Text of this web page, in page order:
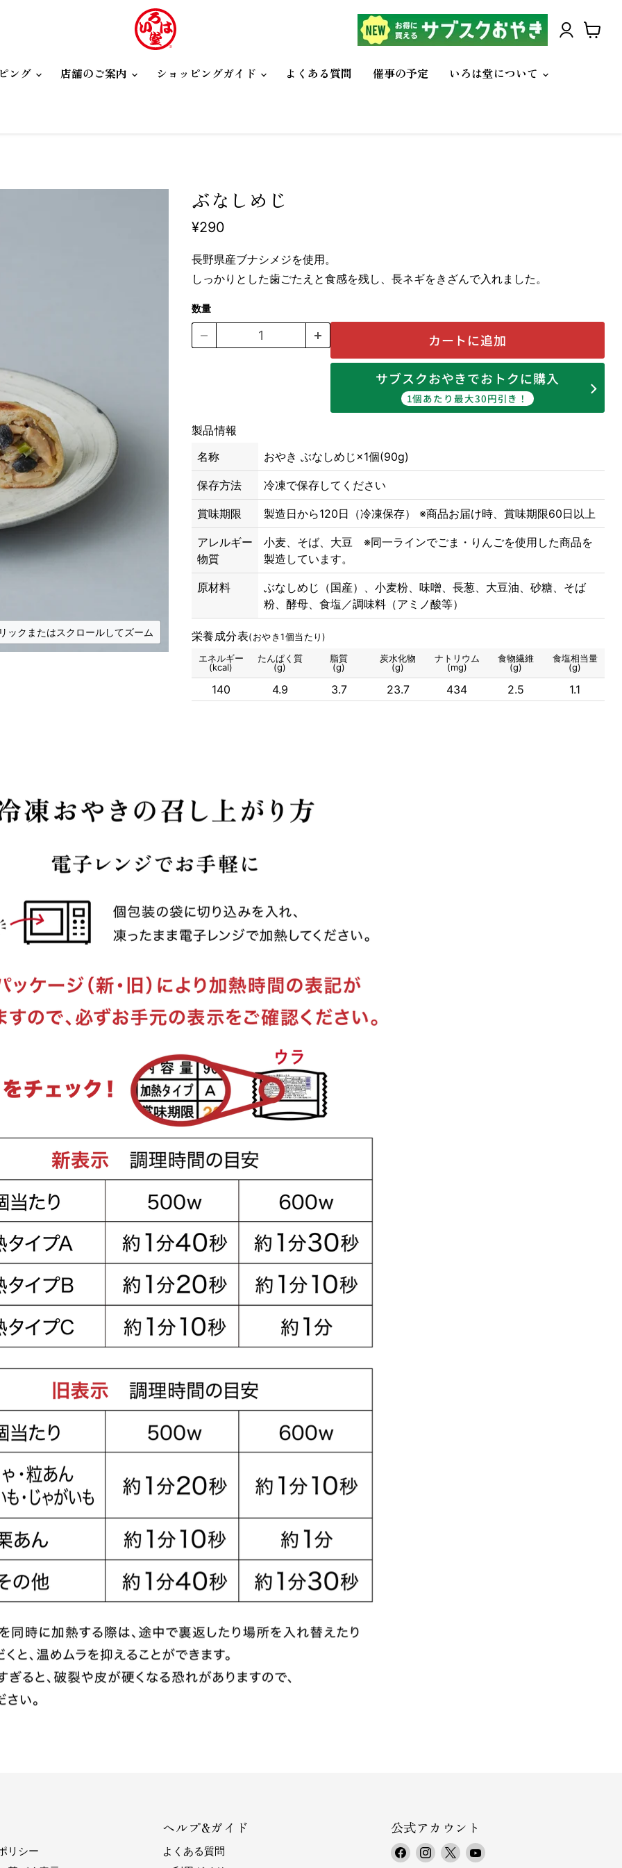
ング 店舗のご案内 ショッピングガイド よくある質問 催事の予定 いろは堂について
ックまたはスクロールしてズーム
ぶなしめじ
現在の価格
¥290
長野県産ブナシメジを使用。
しっかりとした歯ごたえと食感を残し、長ネギをきざんで入れました。
数量
カートに追加
サブスクおやきでおトクに購入
1個あたり最大30円引き！
製品情報
名称
おやき ぶなしめじ×1個(90g)
保存方法 冷凍で保存してください
賞味期限 製造日から120日（冷凍保存） ※商品お届け時、賞味期限60日以上
アレルギー
物質
小麦、そば、大豆 ※同一ラインでごま・りんごを使用した商品を
製造しています。
原材料
ぶなしめじ（国産）、小麦粉、味噌、長葱、大豆油、砂糖、そば
粉、酵母、食塩／調味料（アミノ酸等）
栄養成分表(おやき1個当たり)
エネルギー
(kcal)
たんぱく質
(g)
脂質
(g)
炭水化物
(g)
ナトリウム
(mg)
食物繊維
(g)
食塩相当量
(g)
140 4.9 3.7 23.7 434 2.5 1.1
リシー
ヘルプ&ガイド
よくある質問
公式アカウント
F
I
X
Y